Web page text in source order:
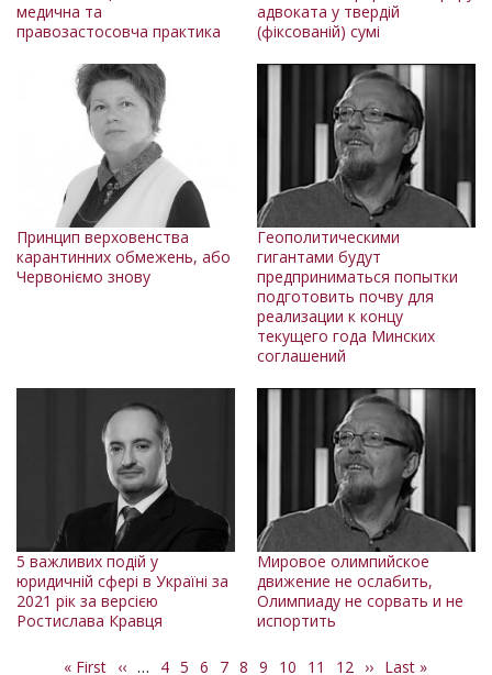
медична та
правозастосовча практика
адвоката у твердій
(фіксованій) сумі
Принцип верховенства
карантинних обмежень, або
Червоніємо знову
Геополитическими
гигантами будут
предприниматься попытки
подготовить почву для
реализации к концу
текущего года Минских
соглашений
5 важливих подій у
юридичній сфері в Україні за
2021 рік за версією
Ростислава Кравця
Мировое олимпийское
движение не ослабить,
Олимпиаду не сорвать и не
испортить
Перша
« First Попередня
‹‹ … Сторінка
4 Сторінка
5 Сторінка
6 Сторінка
7 Поточна
8 Сторінка
9 Сторінка
10 Сторінка
11 Сторінка
12 Наступна
›› Остання
Last »